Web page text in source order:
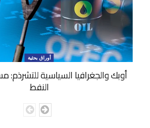
أوراق بحثية
أوبك والجغرافيا السياسية
النفط